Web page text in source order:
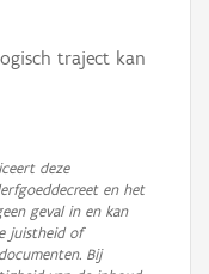
traject kan
deze
en het
geval in en kan
juistheid of
Bij